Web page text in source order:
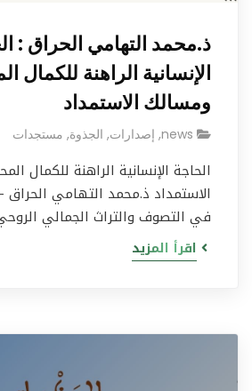
ذ.محمد التهامي الحراق :
الإنسانية الراهنة للكمال
ومسالك الاستمداد
news
, إصدارات, الجذوة, مستجدات
الحاجة الإنسانية الراهنة للكمال
الاستمداد ذ.محمد التهامي الحراق –
في التصوف والتراث الجمالي
اقرأ المزيد